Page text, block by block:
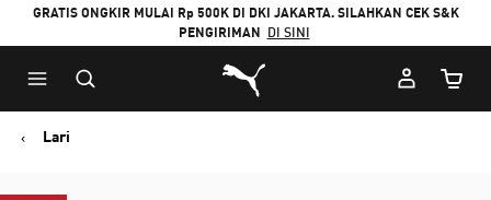
GRATIS ONGKIR MULAI Rp 500K DI DKI JAKARTA. SILAHKAN CEK S&K
PENGIRIMAN DI SINI
Puma Beranda
Lari